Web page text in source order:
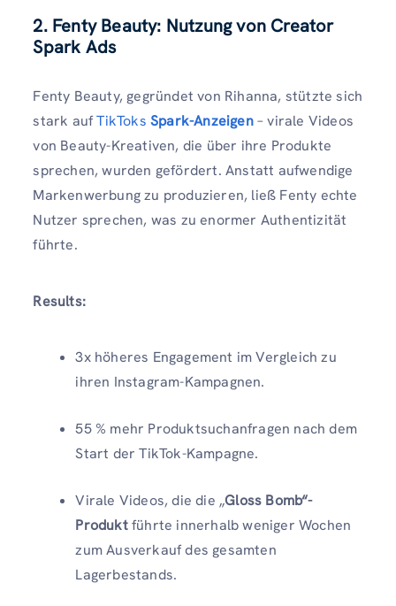
2. Fenty Beauty: Nutzung von Creator
Spark Ads
Fenty Beauty, gegründet von Rihanna, stützte sich
stark aufTikToks Spark-Anzeigen– virale Videos
von Beauty-Kreativen, die über ihre Produkte
sprechen, wurden gefördert. Anstatt aufwendige
Markenwerbung zu produzieren, ließ Fenty echte
Nutzer sprechen, was zu enormer Authentizität
führte.
Results:
3x höheres Engagement im Vergleich zu
ihren Instagram-Kampagnen.
55 % mehr Produktsuchanfragen nach dem
Start der TikTok-Kampagne.
Virale Videos, die die „Gloss Bomb“-
Produktführte innerhalb weniger Wochen
zum Ausverkauf des gesamten
Lagerbestands.